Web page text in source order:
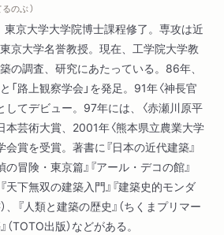
のぶ ）
京大学大学院博士課程修了。専攻は近
京大学名誉教授。現在、工学院大学教
の調査、研究にあたっている。86年、
「路上観察学会」を発足。91年〈神長官
してデビュー。97年には、〈赤瀬川原平
本芸術大賞、2001年〈熊本県立農業大学
賞を受賞。著書に『日本の近代建築』
の冒険・東京篇』『アール・デコの館』
天下無双の建築入門』『建築史的モンダ
、『人類と建築の歴史』（ちくまプリマー
（TOTO出版）などがある。